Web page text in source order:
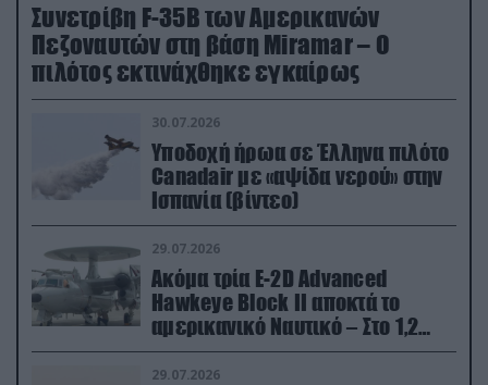
Συνετρίβη F-35B των Αμερικανών
Πεζοναυτών στη βάση Miramar – Ο
πιλότος εκτινάχθηκε εγκαίρως
30.07.2026
Υποδοχή ήρωα σε Έλληνα πιλότο
Canadair με «αψίδα νερού» στην
Ισπανία (βίντεο)
29.07.2026
Ακόμα τρία E-2D Advanced
Hawkeye Block II αποκτά το
αμερικανικό Ναυτικό – Στο 1,2
δισ.δολάρια το κόστος
29.07.2026